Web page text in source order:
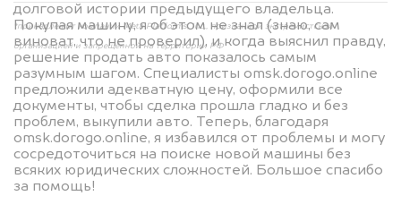
долговой истории предыдущего владельца.
Покупая машину, я об этом не знал (знаю, сам
виноват, что не проверил), и когда выяснил правду,
решение продать авто показалось самым
разумным шагом. Специалисты omsk.dorogo.online
предложили адекватную цену, оформили все
документы, чтобы сделка прошла гладко и без
проблем, выкупили авто. Теперь, благодаря
omsk.dorogo.online, я избавился от проблемы и могу
сосредоточиться на поиске новой машины без
всяких юридических сложностей. Большое спасибо
за помощь!
*принадлежит компании Meta Platforms, Inc., признанной экстремистской
организацией и запрещённой на территории РФ
Мы консультируем